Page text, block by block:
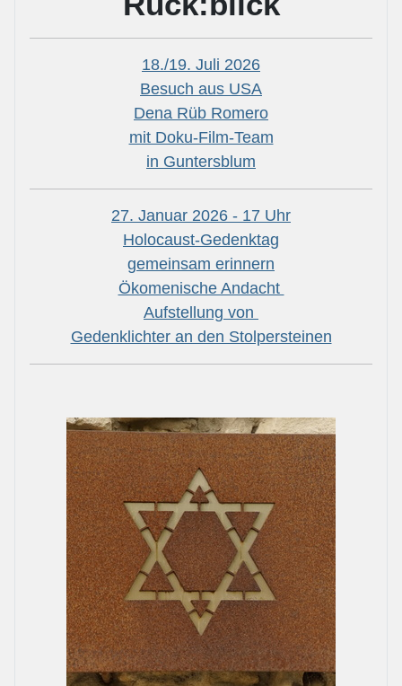
18./19. Juli 2026
Besuch aus USA
Dena Rüb Romero
mit Doku-Film-Team
in Guntersblum
27. Januar 2026 - 17 Uhr
Holocaust-Gedenktag
gemeinsam erinnern
Ökomenische Andacht
Aufstellung von
Gedenklichter an den Stolpersteinen